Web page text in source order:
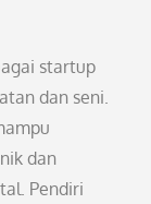
startup
dan seni.
dan
Pendiri